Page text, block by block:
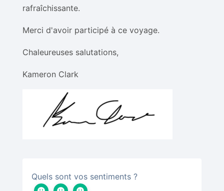
rafraîchissante.
Merci d'avoir participé à ce voyage.
Chaleureuses salutations,
Kameron Clark
Quels sont vos sentiments ?